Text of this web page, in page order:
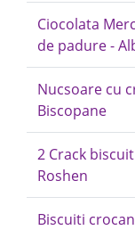
Ciocolata
de padure -
Nucsoare cu
Biscopane
2 Crack
Roshen
Biscuiti